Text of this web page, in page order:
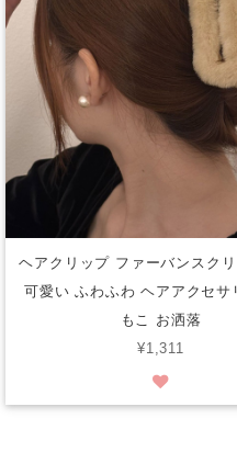
ヘアクリップ ファーバンスク
可愛い ふわふわ ヘアアクセサ
もこ お洒落
¥1,311